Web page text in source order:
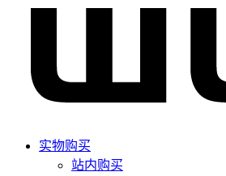
实物购买
站内购买